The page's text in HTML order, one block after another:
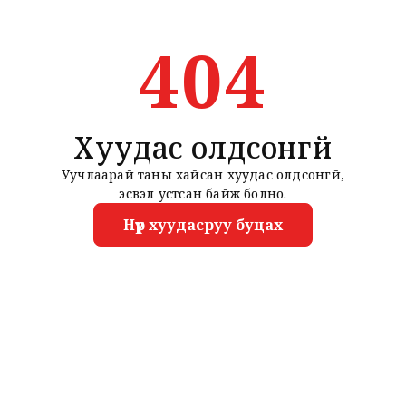
404
Хуудас олдсонгүй
Уучлаарай таны хайсан хуудас олдсонгүй,
эсвэл устсан байж болно.
Нүүр хуудасруу буцах